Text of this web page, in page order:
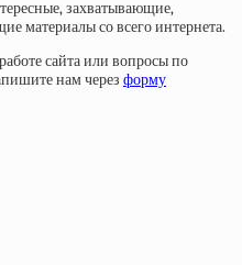
захватывающие,
материалы со всего интернета.
сайта или вопросы по
нам через форму